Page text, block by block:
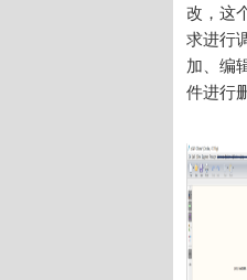
改，这
求进行
加、编
件进行